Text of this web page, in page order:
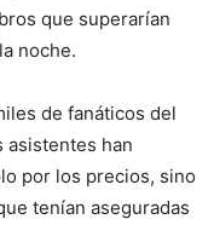
que superarían
noche.
de fanáticos del
han
por los precios, sino
tenían aseguradas